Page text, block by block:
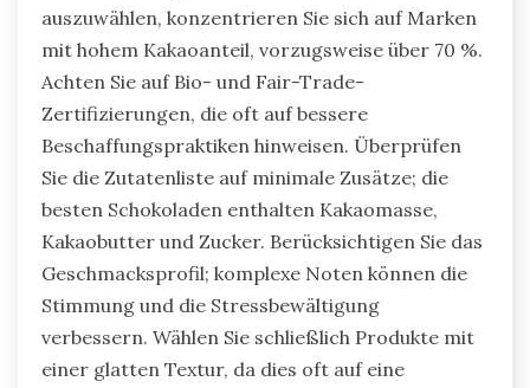
auszuwählen, konzentrieren Sie sich auf Marken
mit hohem Kakaoanteil, vorzugsweise über 70 %.
Achten Sie auf Bio- und Fair-Trade-
Zertifizierungen, die oft auf bessere
Beschaffungspraktiken hinweisen. Überprüfen
Sie die Zutatenliste auf minimale Zusätze; die
besten Schokoladen enthalten Kakaomasse,
Kakaobutter und Zucker. Berücksichtigen Sie das
Geschmacksprofil; komplexe Noten können die
Stimmung und die Stressbewältigung
verbessern. Wählen Sie schließlich Produkte mit
einer glatten Textur, da dies oft auf eine